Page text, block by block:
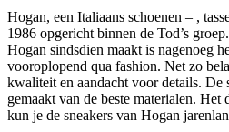
Hogan, een Italiaans schoenen – ,
1986 opgericht binnen de Tod’s
Hogan sindsdien maakt is nagenoeg
vooroplopend qua fashion. Net zo
kwaliteit en aandacht voor details. De
gemaakt van de beste materialen.
kun je de sneakers van Hogan